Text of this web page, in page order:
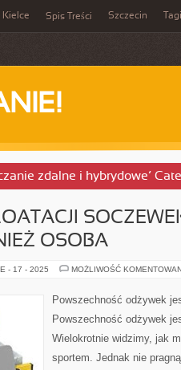
Kielce Spis Treści Szczecin Tagi
zdalne i hybrydowe’
OSOBA
- 17 - 2025 MOŻLIWOŚĆ
Powszechność odżywek
Powszechność odżywek
Wielokrotnie widzimy, jak
sportem. Jednak nie